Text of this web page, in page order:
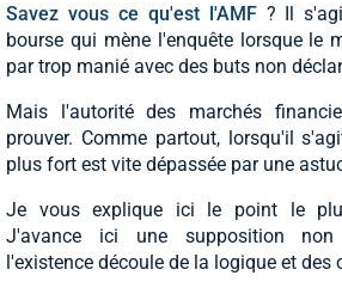
Savez vous ce qu'est l'AMF? Il
bourse qui mène l'enquête lorsque le
par trop manié avec des buts non
Mais l'autorité des marchés
prouver. Comme partout, lorsqu'il
plus fort est vite dépassée par une
Je vous explique ici le point le
J'avance ici une supposition
l'existence découle de la logique et des